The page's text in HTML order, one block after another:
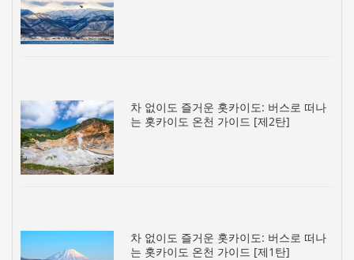
차 없이도 즐거운 홋카이도: 버스로 떠나
는 홋카이도 온천 가이드 [제2탄]
차 없이도 즐거운 홋카이도: 버스로 떠나
는 홋카이도 온천 가이드 [제1탄]